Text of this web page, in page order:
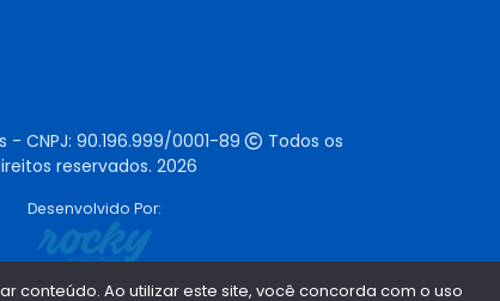
- CNPJ: 90.196.999/0001-89
Todos os
reservados. 2026
Desenvolvido Por:
conteúdo. Ao utilizar este site, você concorda com o uso